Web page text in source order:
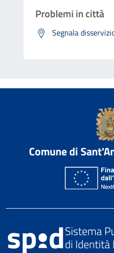
Problemi in città
Segnala
Comune di